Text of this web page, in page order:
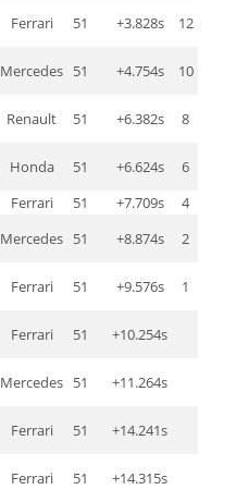
Ferrari 51 +3.828s 12
Mercedes 51 +4.754s 10
Renault 51 +6.382s 8
Honda 51 +6.624s
6
Ferrari 51 +7.709s
4
Mercedes 51 +8.874s 2
Ferrari 51 +9.576s 1
Ferrari 51 +10.254s
Mercedes 51 +11.264s
Ferrari 51 +14.241s
Ferrari 51 +14.315s